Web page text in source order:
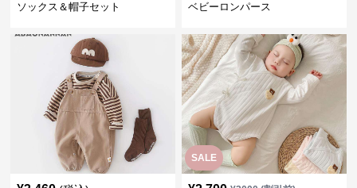
ソックス＆帽子セット
ベビーロンパース
SALE